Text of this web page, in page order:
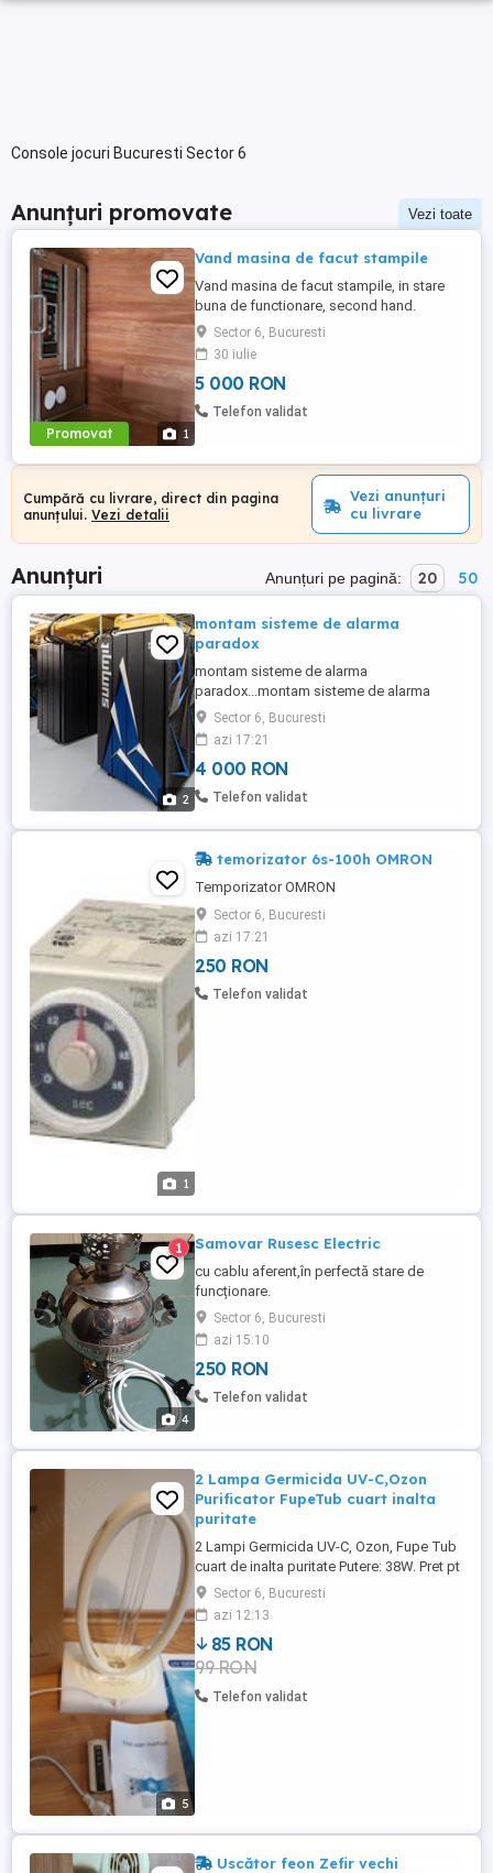
Console jocuri Bucuresti Sector 6
Anunțuri promovate Vezi toate
Promovat 1
Vand masina de facut stampile
Vand masina de facut stampile, in stare
buna de functionare, second hand.
Sector 6, Bucuresti
30 iulie
5 000 RON
Telefon validat
Cumpără cu livrare, direct din pagina
anunțului. Vezi detalii
Vezi anunțuri
cu livrare
Anunțuri Anunțuri pe pagină: 20 50
2
montam sisteme de alarma
paradox
montam sisteme de alarma
paradox...montam sisteme de alarma
paradox
Sector 6, Bucuresti
azi 17:21
4 000 RON
Telefon validat
1
temorizator 6s-100h OMRON
Temporizator OMRON
Sector 6, Bucuresti
azi 17:21
250 RON
Telefon validat
4
1 Samovar Rusesc Electric
cu cablu aferent,în perfectă stare de
funcționare.
Sector 6, Bucuresti
azi 15:10
250 RON
Telefon validat
5
2 Lampa Germicida UV-C,Ozon
Purificator FupeTub cuart inalta
puritate
2 Lampi Germicida UV-C, Ozon, Fupe Tub
cuart de inalta puritate Putere: 38W. Pret pt
UNA. 1ATRIMIT si în țară. Lampile
Germicide cu UV emit raze ultraviolete pt
distrugerea bacteriilor. Radiatia cu UV nu
penetreaza substane,nu reuseste sa
treaca nici de un geam obisnuit. Radiatia
UV distruge bacteriile, ...
Sector 6, Bucuresti
azi 12:13
85 RON
99 RON
Telefon validat
Uscător feon Zefir vechi